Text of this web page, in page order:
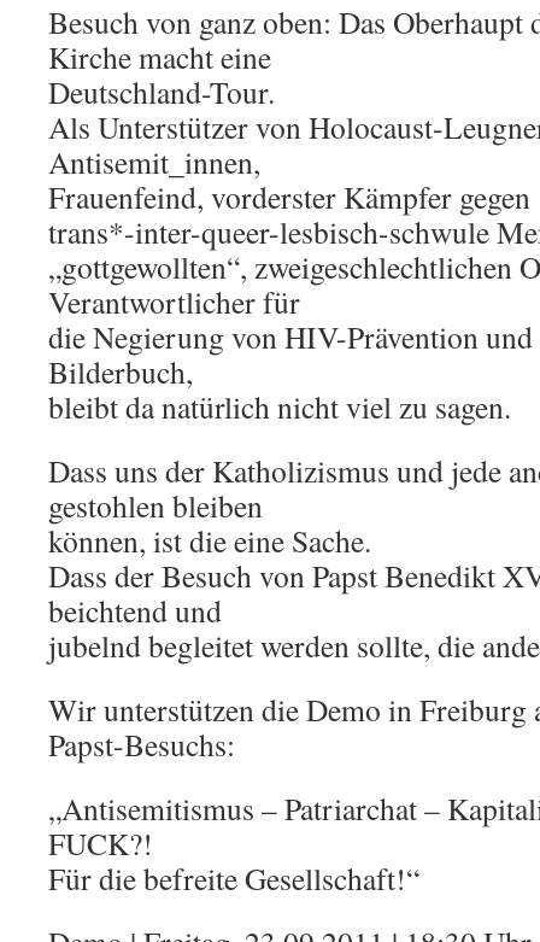
Besuch von ganz oben: Das Oberhaupt
Kirche macht eine
Deutschland-Tour.
Als Unterstützer von Holocaust-
Antisemit_innen,
Frauenfeind, vorderster Kämpfer gegen
trans*-inter-queer-lesbisch-schwule
„gottgewollten“, zweigeschlechtlichen
Verantwortlicher für
die Negierung von HIV-Prävention und
Bilderbuch,
bleibt da natürlich nicht viel zu sagen.
Dass uns der Katholizismus und jede
gestohlen bleiben
können, ist die eine Sache.
Dass der Besuch von Papst Benedikt
beichtend und
jubelnd begleitet werden sollte, die
Wir unterstützen die Demo in Freiburg
Papst-Besuchs:
„Antisemitismus – Patriarchat –
FUCK?!
Für die befreite Gesellschaft!“